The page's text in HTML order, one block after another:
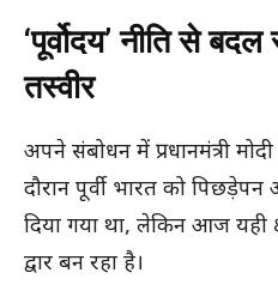
‘पूर्वोदय’ नीति से बदल
तस्वीर
अपने संबोधन में प्रधानमंत्री
दौरान पूर्वी भारत को
दिया गया था, लेकिन आज यही
द्वार बन रहा है।